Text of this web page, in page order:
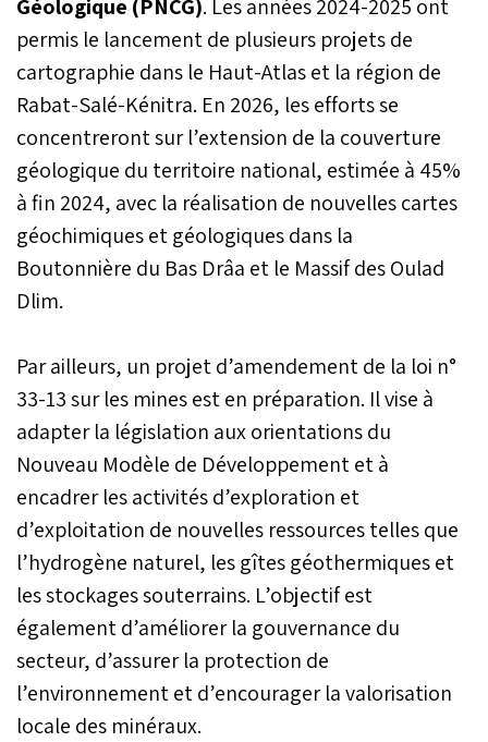
Géologique (PNCG). Les années 2024-2025 ont
permis le lancement de plusieurs projets de
cartographie dans le Haut-Atlas et la région de
Rabat-Salé-Kénitra. En 2026, les efforts se
concentreront sur l’extension de la couverture
géologique du territoire national, estimée à 45%
à fin 2024, avec la réalisation de nouvelles cartes
géochimiques et géologiques dans la
Boutonnière du Bas Drâa et le Massif des Oulad
Dlim.
Par ailleurs, un projet d’amendement de la loi n°
33-13 sur les mines est en préparation. Il vise à
adapter la législation aux orientations du
Nouveau Modèle de Développement et à
encadrer les activités d’exploration et
d’exploitation de nouvelles ressources telles que
l’hydrogène naturel, les gîtes géothermiques et
les stockages souterrains. L’objectif est
également d’améliorer la gouvernance du
secteur, d’assurer la protection de
l’environnement et d’encourager la valorisation
locale des minéraux.